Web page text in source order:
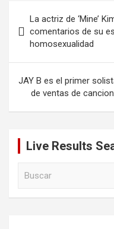
de
entradas
La actriz de ‘Mine’
comentarios de su
homosexualidad
JAY B es el primer
de ventas de
Live Results